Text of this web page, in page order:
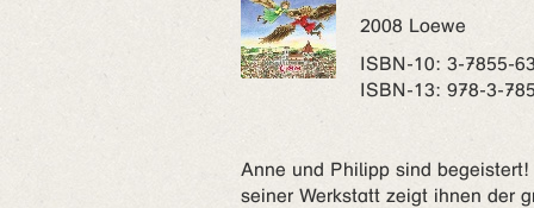
2008 Loewe
ISBN‑10: 3-7855-
ISBN‑13: 978-3-
Anne und Philipp sind
seiner Werkstatt zeigt ihnen der